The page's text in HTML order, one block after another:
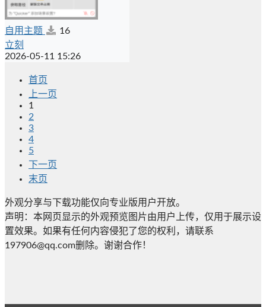
自用主题
16
立刻
2026-05-11 15:26
首页
上一页
1
2
3
4
5
下一页
末页
外观分享与下载功能仅向专业版用户开放。
声明：本网页显示的外观预览图片由用户上传，仅用于展示设
置效果。如果有任何内容侵犯了您的权利，请联系
197906@qq.com删除。谢谢合作！